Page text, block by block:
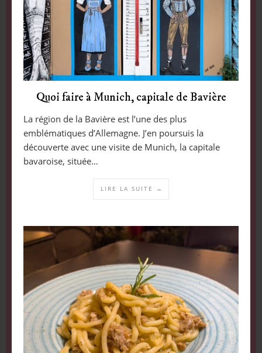
Quoi faire à Munich, capitale de Bavière
La région de la Bavière est l’une des plus
emblématiques d’Allemagne. J’en poursuis la
découverte avec une visite de Munich, la capitale
bavaroise, située…
LIRE LA SUITE →